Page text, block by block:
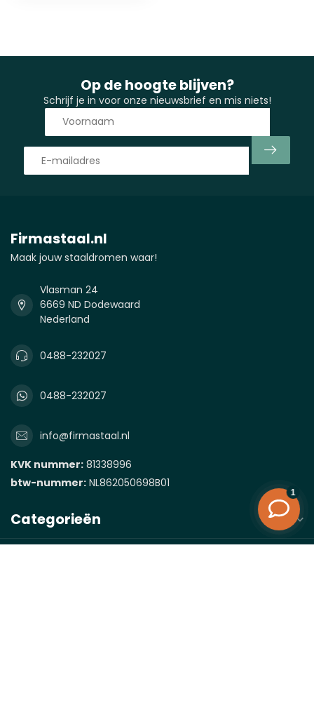
Op de hoogte blijven?
Schrijf je in voor onze nieuwsbrief en mis niets!
Firmastaal.nl
Maak jouw staaldromen waar!
Vlasman 24
6669 ND Dodewaard
Nederland
0488-232027
0488-232027
info@firmastaal.nl
KVK nummer: 81338996
btw-nummer: NL862050698B01
Categorieën